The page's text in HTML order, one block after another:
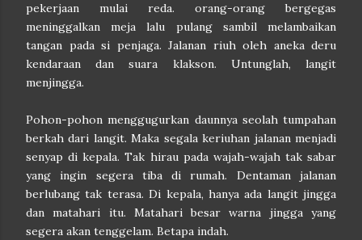
pekerjaan mulai reda. orang-orang bergegas
meninggalkan meja lalu pulang sambil melambaikan
tangan pada si penjaga. Jalanan riuh oleh aneka deru
kendaraan dan suara klakson. Untunglah, langit
menjingga.
Pohon-pohon menggugurkan daunnya seolah tumpahan
berkah dari langit. Maka segala keriuhan jalanan menjadi
senyap di kepala. Tak hirau pada wajah-wajah tak sabar
yang ingin segera tiba di rumah. Dentaman jalanan
berlubang tak terasa. Di kepala, hanya ada langit jingga
dan matahari itu. Matahari besar warna jingga yang
segera akan tenggelam. Betapa indah.